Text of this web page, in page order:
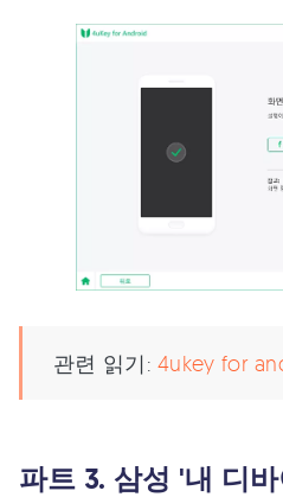
관련 읽기:4ukey for
파트 3. 삼성 '내 디